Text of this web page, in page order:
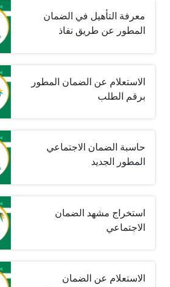
معرفة التأهيل في الضمان
المطور عن طريق نفاذ
الاستعلام عن الضمان المطور
برقم الطلب
حاسبة الضمان الاجتماعي
المطور الجديد
استخراج مشهد الضمان
الاجتماعي
الاستعلام عن الضمان